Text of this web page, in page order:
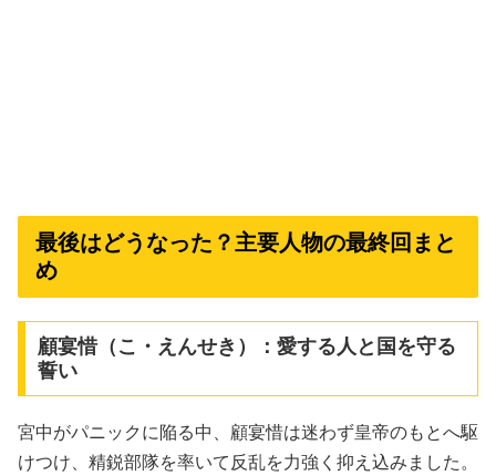
最後はどうなった？主要人物の最終回まと
め
顧宴惜（こ・えんせき）：愛する人と国を守る
誓い
宮中がパニックに陥る中、顧宴惜は迷わず皇帝のもとへ駆
けつけ、精鋭部隊を率いて反乱を力強く抑え込みました。